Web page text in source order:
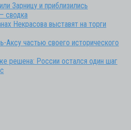
Зарницу и приблизились
сводка
Некрасова выставят на торги
Аксу частью своего исторического
решена: России остался один шаг